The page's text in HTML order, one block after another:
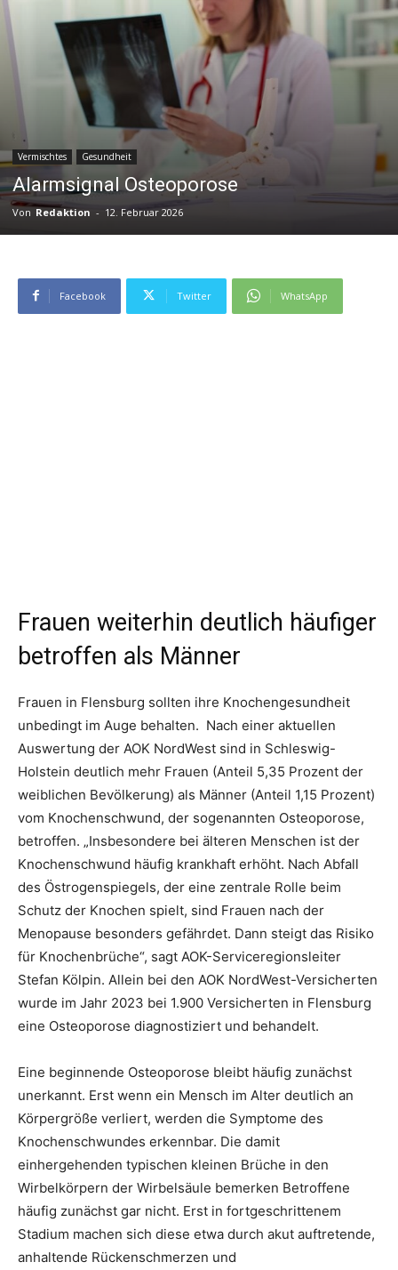
Vermischtes Gesundheit
Alarmsignal Osteoporose
Von Redaktion - 12. Februar 2026
Facebook Twitter WhatsApp
Frauen weiterhin deutlich häufiger
betroffen als Männer
Frauen in Flensburg sollten ihre Knochengesundheit
unbedingt im Auge behalten. Nach einer aktuellen
Auswertung der AOK NordWest sind in Schleswig-
Holstein deutlich mehr Frauen (Anteil 5,35 Prozent der
weiblichen Bevölkerung) als Männer (Anteil 1,15 Prozent)
vom Knochenschwund, der sogenannten Osteoporose,
betroffen. „Insbesondere bei älteren Menschen ist der
Knochenschwund häufig krankhaft erhöht. Nach Abfall
des Östrogenspiegels, der eine zentrale Rolle beim
Schutz der Knochen spielt, sind Frauen nach der
Menopause besonders gefährdet. Dann steigt das Risiko
für Knochenbrüche“, sagt AOK-Serviceregionsleiter
Stefan Kölpin. Allein bei den AOK NordWest-Versicherten
wurde im Jahr 2023 bei 1.900 Versicherten in Flensburg
eine Osteoporose diagnostiziert und behandelt.
Eine beginnende Osteoporose bleibt häufig zunächst
unerkannt. Erst wenn ein Mensch im Alter deutlich an
Körpergröße verliert, werden die Symptome des
Knochenschwundes erkennbar. Die damit
einhergehenden typischen kleinen Brüche in den
Wirbelkörpern der Wirbelsäule bemerken Betroffene
häufig zunächst gar nicht. Erst in fortgeschrittenem
Stadium machen sich diese etwa durch akut auftretende,
anhaltende Rückenschmerzen und